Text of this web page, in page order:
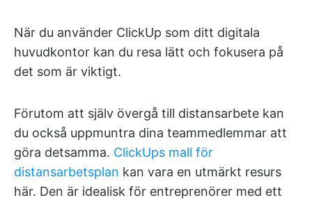
När du använder ClickUp som ditt digitala
huvudkontor kan du resa lätt och fokusera på
det som är viktigt.
Förutom att själv övergå till distansarbete kan
du också uppmuntra dina teammedlemmar att
göra detsamma. ClickUps mall för
distansarbetsplan kan vara en utmärkt resurs
här. Den är idealisk för entreprenörer med ett